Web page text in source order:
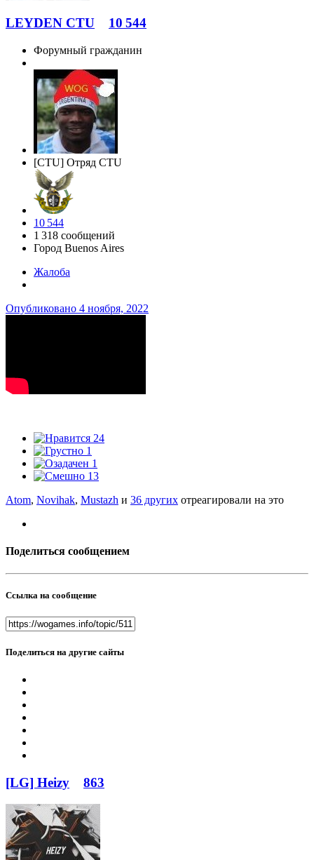
LEYDEN CTU 10 544
Форумный гражданин
[CTU] Отряд CTU
10 544
1 318 сообщений
Город Buenos Aires
Жалоба
Опубликовано 4 ноября, 2022
24
1
1
13
Atom, Novihak, Mustazh и 36 других отреагировали на это
Поделиться сообщением
Ссылка на сообщение
Поделиться на другие сайты
[LG] Heizy 863